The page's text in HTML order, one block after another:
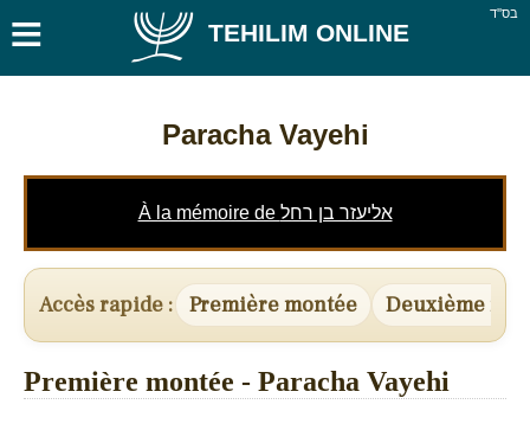
בס''ד ≡ TEHILIM ONLINE
Paracha Vayehi
À la mémoire de אליעזר בן רחל
Accès rapide : Première montée Deuxième
Première montée - Paracha Vayehi